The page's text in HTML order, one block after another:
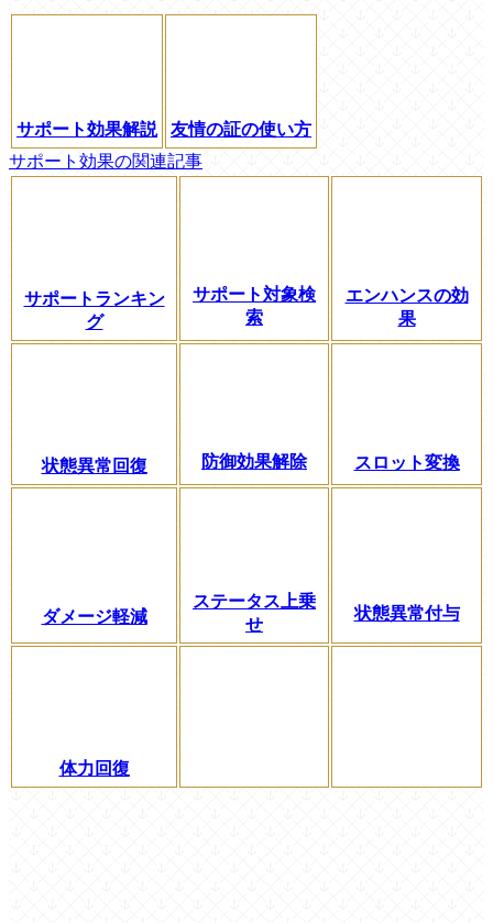
サポート効果解説
友情の証の使い方
サポート効果の関連記事
サポートランキン
グ
サポート対象検
索
エンハンスの効
果
状態異常回復 防御効果解除 スロット変換
ダメージ軽減
ステータス上乗
せ
状態異常付与
体力回復